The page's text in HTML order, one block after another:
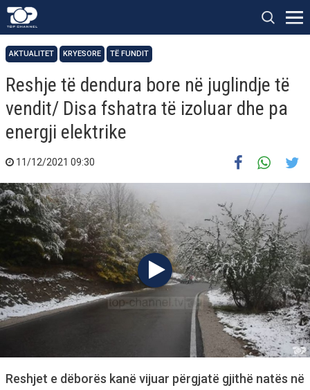
AKTUALITET KRYESORE TË FUNDIT
Reshje të dendura bore në juglindje të
vendit/ Disa fshatra të izoluar dhe pa
energji elektrike
11/12/2021 09:30
Reshjet e dëborës kanë vijuar përgjatë gjithë natës në